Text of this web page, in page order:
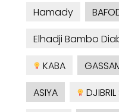
Hamady
Elhadji Bambo
KABA
ASIYA